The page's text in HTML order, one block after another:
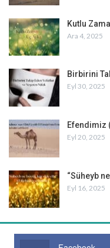
Kutlu
Ara 4, 2025
Birbirini
Eyl 30, 2025
Efendimiz
Eyl 20, 2025
“Süheyb
Eyl 16, 2025